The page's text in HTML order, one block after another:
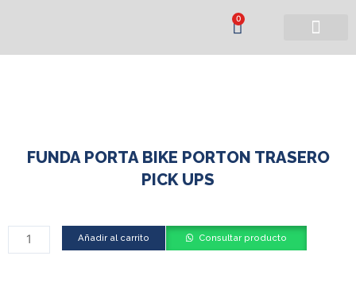
0
Cart
FUNDA PORTA BIKE PORTON TRASERO
PICK UPS
FUNDA
PORTA
Añadir al carrito Consultar producto